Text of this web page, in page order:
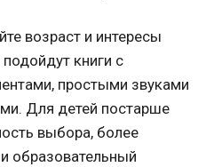
возраст и интересы
книги с
простыми звуками
Для детей постарше
выбора, более
образовательный